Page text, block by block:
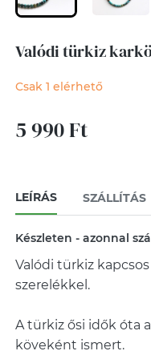
Valódi türkiz
Csak 1 elérhető
5 990 Ft
LEÍRÁS SZÁLLÍTÁS
Készleten - azonnal
Valódi türkiz
szerelékkel.
A türkiz ősi idők óta
köveként ismert.